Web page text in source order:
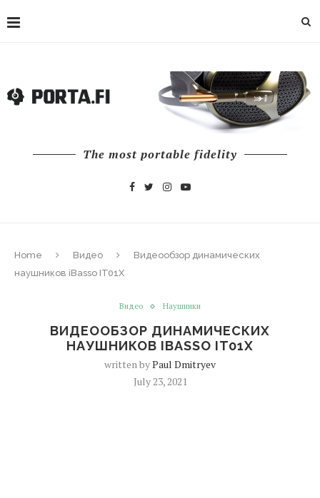
The most portable fidelity
Home Видео
Видеообзор динамических
наушников iBasso IT01X
Видео Наушники
ВИДЕООБЗОР ДИНАМИЧЕСКИХ
НАУШНИКОВ IBASSO IT01X
written byPaul Dmitryev
July 23, 2021